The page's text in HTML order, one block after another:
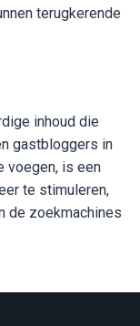
terugkerende
inhoud die
gastbloggers in
voegen, is een
te stimuleren,
de zoekmachines